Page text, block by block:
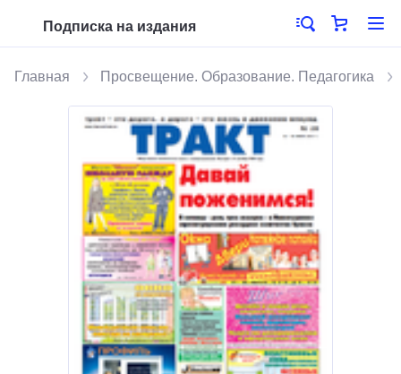
Подписка на издания
Главная Просвещение. Образование. Педагогика